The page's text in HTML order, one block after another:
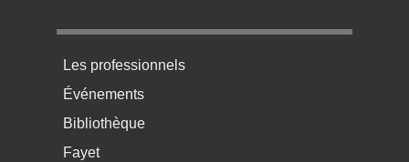
Menu pratique bas de page 3
Les professionnels
Événements
Bibliothèque
Fayet